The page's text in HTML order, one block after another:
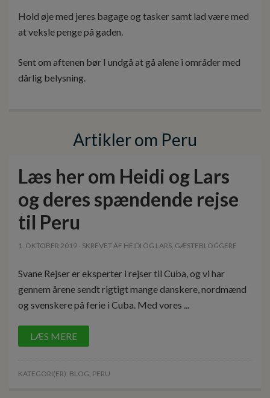
Hold øje med jeres bagage og tasker samt lad være med
at veksle penge på gaden.
Sent om aftenen bør I undgå at gå alene i områder med
dårlig belysning.
Artikler om Peru
Læs her om Heidi og Lars
og deres spændende rejse
til Peru
1. OKTOBER 2019 - SKREVET AF HEIDI OG LARS, GÆSTEBLOGGERE
Svane Rejser er eksperter i rejser til Cuba, og vi har
gennem årene sendt rigtigt mange danskere, nordmænd
og svenskere på ferie i Cuba. Med vores ...
LÆS MERE
KATEGORI(ER): BLOG PERU